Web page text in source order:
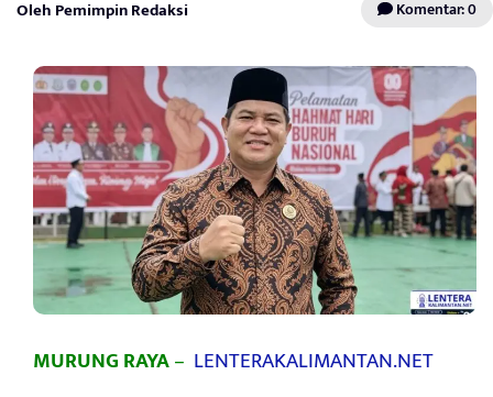
Oleh Pemimpin Redaksi Komentar: 0
MURUNG RAYA– LENTERAKALIMANTAN.NET